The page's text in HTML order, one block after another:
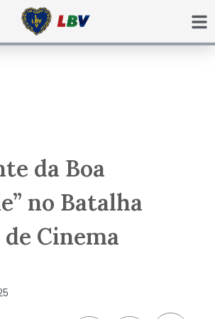
da Boa
no Batalha
Cinema